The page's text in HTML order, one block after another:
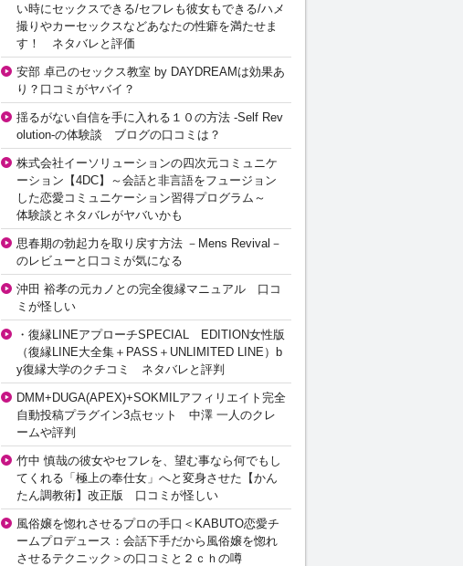
い時にセックスできる/セフレも彼女もできる/ハメ
撮りやカーセックスなどあなたの性癖を満たせま
す！ ネタバレと評価
安部 卓己のセックス教室 by DAYDREAMは効果あ
り？口コミがヤバイ？
揺るがない自信を手に入れる１０の方法 -Self Rev
olution-の体験談 ブログの口コミは？
株式会社イーソリューションの四次元コミュニケ
ーション【4DC】～会話と非言語をフュージョン
した恋愛コミュニケーション習得プログラム～
体験談とネタバレがヤバいかも
思春期の勃起力を取り戻す方法 －Mens Revival－
のレビューと口コミが気になる
沖田 裕孝の元カノとの完全復縁マニュアル 口コ
ミが怪しい
・復縁LINEアプローチSPECIAL EDITION女性版
（復縁LINE大全集＋PASS＋UNLIMITED LINE）b
y復縁大学のクチコミ ネタバレと評判
DMM+DUGA(APEX)+SOKMILアフィリエイト完全
自動投稿プラグイン3点セット 中澤 一人のクレ
ームや評判
竹中 慎哉の彼女やセフレを、望む事なら何でもし
てくれる「極上の奉仕女」へと変身させた【かん
たん調教術】改正版 口コミが怪しい
風俗嬢を惚れさせるプロの手口＜KABUTO恋愛チ
ームプロデュース：会話下手だから風俗嬢を惚れ
させるテクニック＞の口コミと２ｃｈの噂